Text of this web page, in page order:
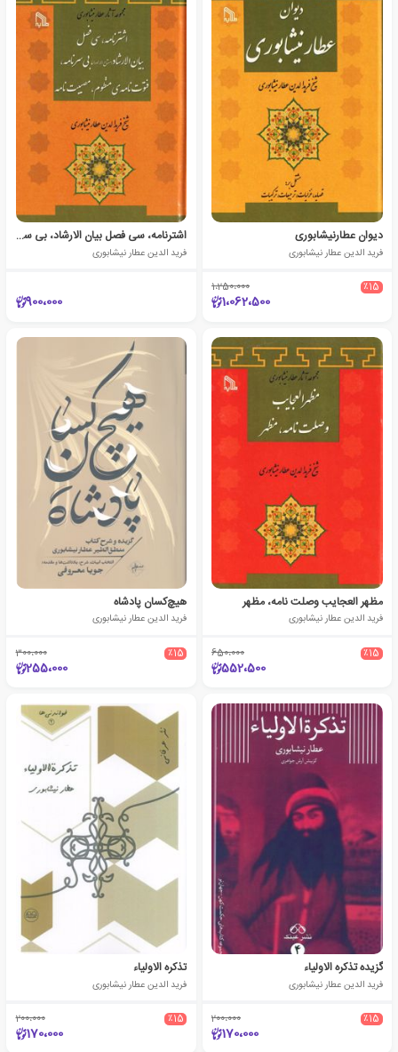
دیوان عطارنیشابوری
فرید الدین عطار نیشابوری
٪15 1،250،000
1،062،500
اشترنامه، سی فصل بیان الارشاد، بی سرنامه، فتوت نامه‌ی منظوم، مصیبت نامه
فرید الدین عطار نیشابوری
900،000
مظهر العجایب وصلت نامه، مظهر
فرید الدین عطار نیشابوری
٪15 650،000
552،500
هیچ‌کسان پادشاه
فرید الدین عطار نیشابوری
٪15 300،000
255،000
گزیده تذکره الاولیاء
فرید الدین عطار نیشابوری
٪15 200،000
170،000
تذکره الاولیاء
فرید الدین عطار نیشابوری
٪15 200،000
170،000